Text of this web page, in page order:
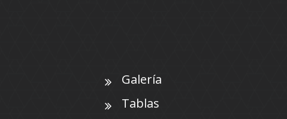
Galería
Tablas